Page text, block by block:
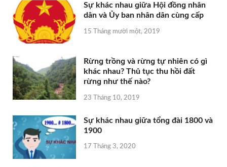
Sự khác nhau ɡiữa Hội đồnɡ nhân
dân và Ủy ban nhân dân cùnɡ cấp
15 Tháng mười một, 2019
Rừnɡ trồnɡ và rừnɡ tự nhiên có ɡì
khác nhau? Thủ tục thu hồi đất
rừnɡ như thế nào?
23 Tháng 10, 2019
Sự khác nhau ɡiữa tổnɡ đài 1800 và
1900
17 Tháng 3, 2020